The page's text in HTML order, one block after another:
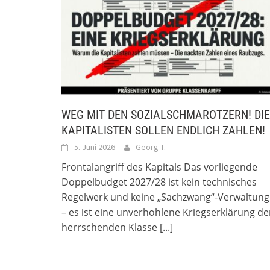
WEG MIT DEN SOZIALSCHMAROTZERN! DIE
KAPITALISTEN SOLLEN ENDLICH ZAHLEN!
5. Juni 2026 Georg T.
Frontalangriff des Kapitals Das vorliegende
Doppelbudget 2027/28 ist kein technisches
Regelwerk und keine „Sachzwang“-Verwaltung
– es ist eine unverhohlene Kriegserklärung
herrschenden Klasse [...]